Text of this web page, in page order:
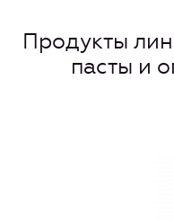
Продукты
пасты и